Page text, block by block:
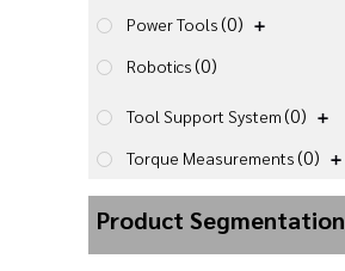
Power Tools(0)
Robotics(0)
Tool Support System(0)
Torque Measurements(0)
Product Segmentation